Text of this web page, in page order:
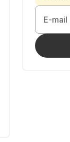
E-mail